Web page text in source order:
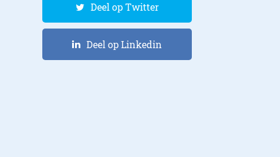
Deel op Twitter
Deel op Linkedin